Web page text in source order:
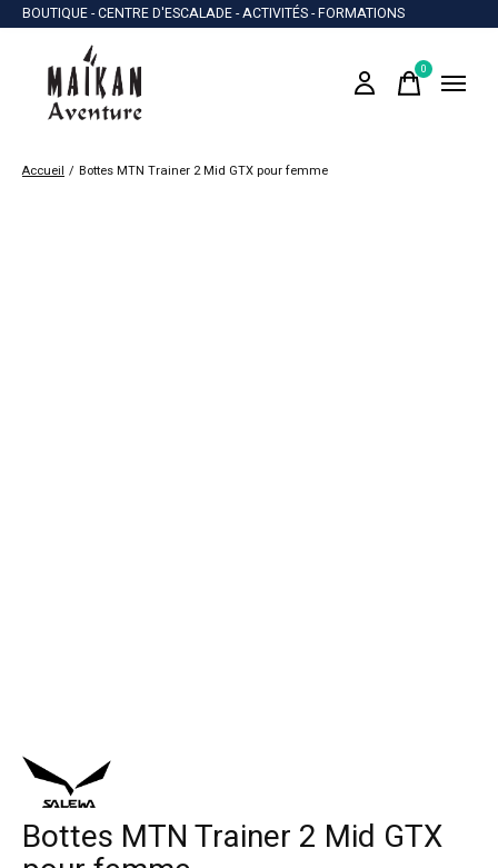
BOUTIQUE - CENTRE D'ESCALADE - ACTIVITÉS - FORMATIONS
0items
Accueil / Bottes MTN Trainer 2 Mid GTX pour femme
Bottes MTN Trainer 2 Mid GTX